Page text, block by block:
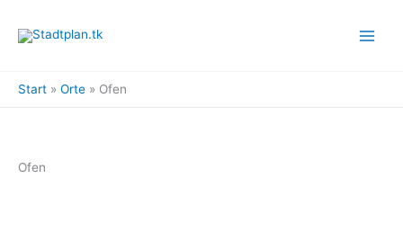
Inhalt
Start Orte Ofen
Ofen